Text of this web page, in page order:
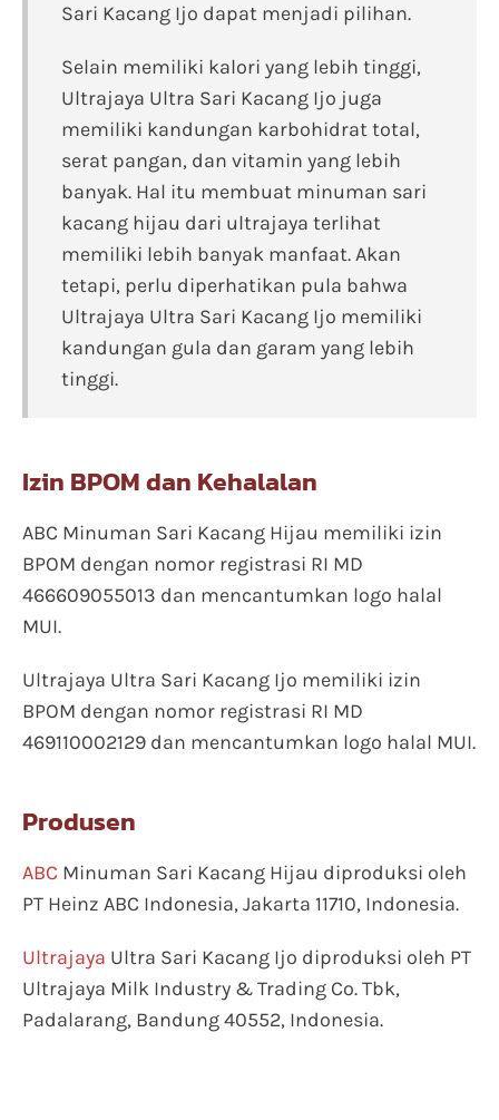
Sari Kacang Ijo dapat menjadi pilihan.
Selain memiliki kalori yang lebih tinggi,
Ultrajaya Ultra Sari Kacang Ijo juga
memiliki kandungan karbohidrat total,
serat pangan, dan vitamin yang lebih
banyak. Hal itu membuat minuman sari
kacang hijau dari ultrajaya terlihat
memiliki lebih banyak manfaat. Akan
tetapi, perlu diperhatikan pula bahwa
Ultrajaya Ultra Sari Kacang Ijo memiliki
kandungan gula dan garam yang lebih
tinggi.
Izin BPOM dan Kehalalan
ABC Minuman Sari Kacang Hijau memiliki izin
BPOM dengan nomor registrasi RI MD
466609055013 dan mencantumkan logo halal
MUI.
Ultrajaya Ultra Sari Kacang Ijo memiliki izin
BPOM dengan nomor registrasi RI MD
469110002129 dan mencantumkan logo halal MUI.
Produsen
ABC Minuman Sari Kacang Hijau diproduksi oleh
PT Heinz ABC Indonesia, Jakarta 11710, Indonesia.
Ultrajaya Ultra Sari Kacang Ijo diproduksi oleh PT
Ultrajaya Milk Industry & Trading Co. Tbk,
Padalarang, Bandung 40552, Indonesia.